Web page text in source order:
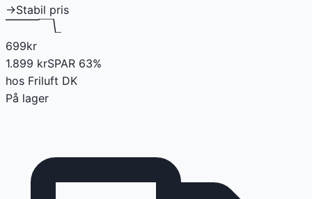
→Stabil pris
699kr
1.899 krSPAR 63%
hos Friluft DK
På lager